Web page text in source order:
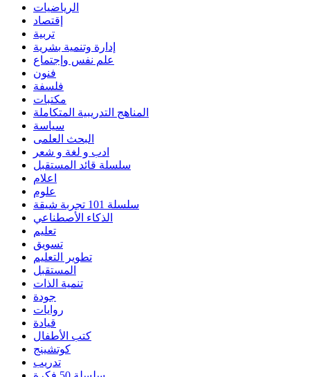
الرياضيات
إقتصاد
تربية
إدارة وتنمية بشرية
علم نفس وإجتماع
فنون
فلسفة
مكتبات
المناهج التدريبية المتكاملة
سياسة
البحث العلمى
ادب و لغة و شعر
سلسلة قائد المستقبل
اعلام
علوم
سلسلة 101 تجربة شيقة
الذكاء الأصطناعي
تعليم
تسويق
تطوير التعليم
المستقبل
تنمية الذات
جودة
روايات
قيادة
كتب الأطفال
كوتشينج
تدريب